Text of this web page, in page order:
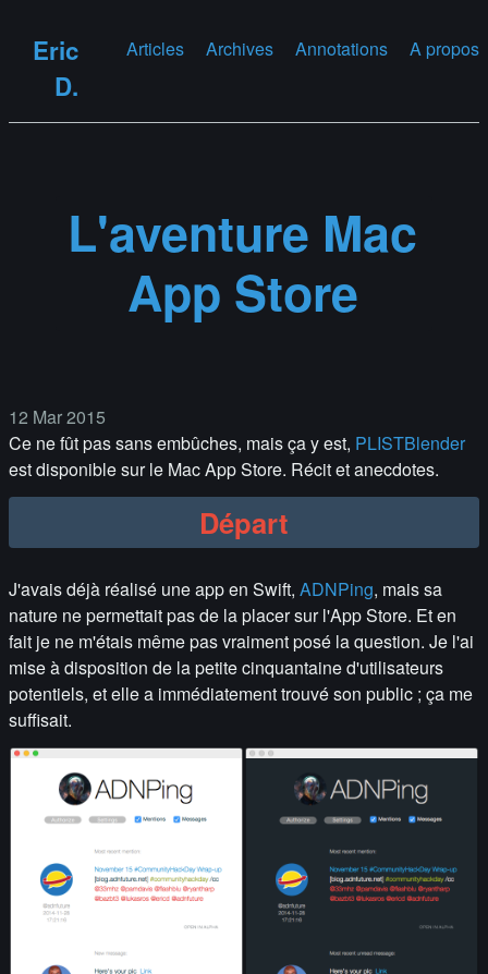
Eric
D.
A propos
Annotations
Archives
Articles
L'aventure Mac
App Store
12 Mar 2015
Ce ne fût pas sans embûches, mais ça y est, PLISTBlender
est disponible sur le Mac App Store. Récit et anecdotes.
Départ
J'avais déjà réalisé une app en Swift, ADNPing, mais sa
nature ne permettait pas de la placer sur l'App Store. Et en
fait je ne m'étais même pas vraiment posé la question. Je l'ai
mise à disposition de la petite cinquantaine d'utilisateurs
potentiels, et elle a immédiatement trouvé son public ; ça me
suffisait.